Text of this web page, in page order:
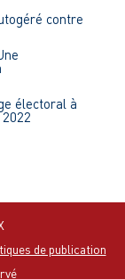
contre
électoral à
de publication